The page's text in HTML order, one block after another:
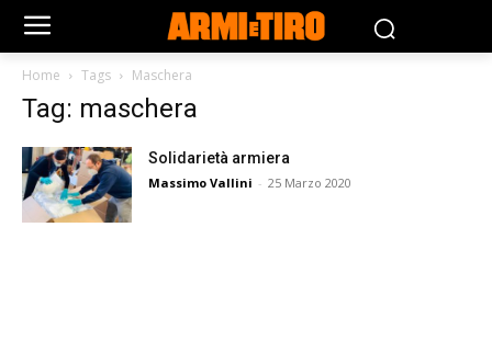
Home Tags Maschera
Tag: maschera
Solidarietà armiera
Massimo Vallini - 25 Marzo 2020